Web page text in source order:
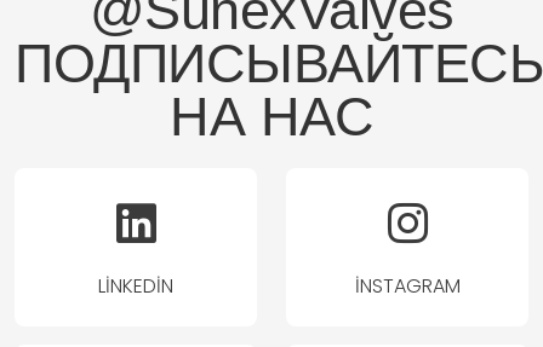
ПОДПИСЫВАЙТЕСЬ
НА НАС
LINKEDIN İNSTAGRAM